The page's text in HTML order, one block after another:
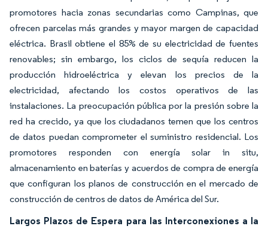
promotores hacia zonas secundarias como Campinas, que
ofrecen parcelas más grandes y mayor margen de capacidad
eléctrica. Brasil obtiene el 85% de su electricidad de fuentes
renovables; sin embargo, los ciclos de sequía reducen la
producción hidroeléctrica y elevan los precios de la
electricidad, afectando los costos operativos de las
instalaciones. La preocupación pública por la presión sobre la
red ha crecido, ya que los ciudadanos temen que los centros
de datos puedan comprometer el suministro residencial. Los
promotores responden con energía solar in situ,
almacenamiento en baterías y acuerdos de compra de energía
que configuran los planos de construcción en el mercado de
construcción de centros de datos de América del Sur.
Largos Plazos de Espera para las Interconexiones a la